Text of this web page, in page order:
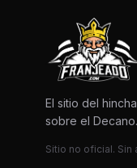
El sitio del
sobre el Decano.
Sitio no oficial. Sin